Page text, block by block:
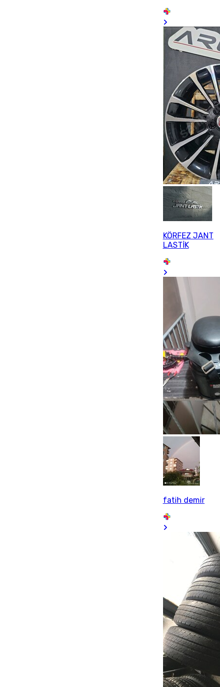
KÖRFEZ JANT
LASTİK
fatih demir